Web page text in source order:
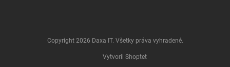
Vytvoril Shoptet
Copyright 2026 Daxa IT. Všetky práva vyhradené.